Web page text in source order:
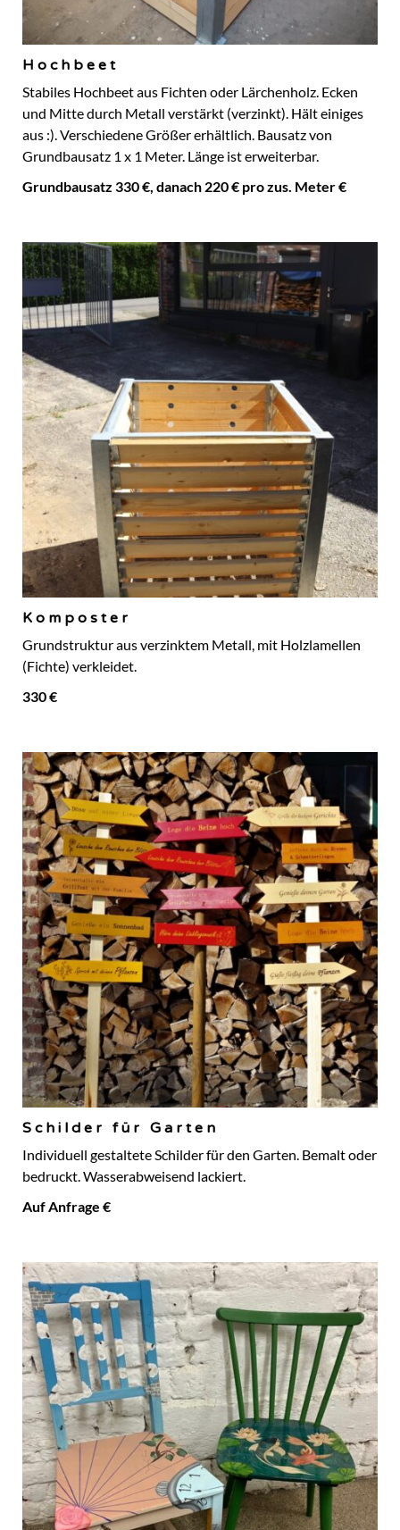
Hochbeet
Stabiles Hochbeet aus Fichten oder Lärchenholz. Ecken
und Mitte durch Metall verstärkt (verzinkt). Hält einiges
aus :). Verschiedene Größer erhältlich. Bausatz von
Grundbausatz 1 x 1 Meter. Länge ist erweiterbar.
Grundbausatz 330 €, danach 220 € pro zus. Meter €
Komposter
Grundstruktur aus verzinktem Metall, mit Holzlamellen
(Fichte) verkleidet.
330 €
Schilder für Garten
Individuell gestaltete Schilder für den Garten. Bemalt oder
bedruckt. Wasserabweisend lackiert.
Auf Anfrage €